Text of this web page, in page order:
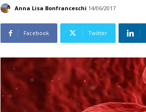
Anna Lisa Bonfranceschi 14/06/2017
Facebook Twitter